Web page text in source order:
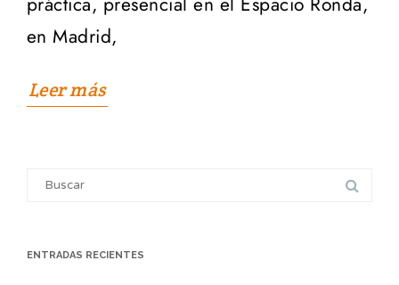
en Madrid,
Leer más
Search
ENTRADAS RECIENTES